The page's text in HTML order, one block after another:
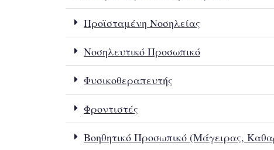
Προϊσταμένη Νοσηλείας
Νοσηλευτικό Προσωπικό
Φυσικοθεραπευτής
Φροντιστές
Βοηθητικό Προσωπικό (Μάγειρας,